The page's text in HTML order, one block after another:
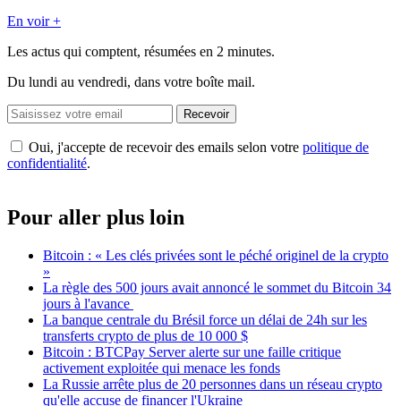
En voir +
Les actus qui comptent, résumées en 2 minutes.
Du lundi au vendredi, dans votre boîte mail.
Recevoir
Oui, j'accepte de recevoir des emails selon votre politique de
confidentialité.
Pour aller plus loin
Bitcoin : « Les clés privées sont le péché originel de la crypto
»
La règle des 500 jours avait annoncé le sommet du Bitcoin 34
jours à l'avance
La banque centrale du Brésil force un délai de 24h sur les
transferts crypto de plus de 10 000 $
Bitcoin : BTCPay Server alerte sur une faille critique
activement exploitée qui menace les fonds
La Russie arrête plus de 20 personnes dans un réseau crypto
qu'elle accuse de financer l'Ukraine